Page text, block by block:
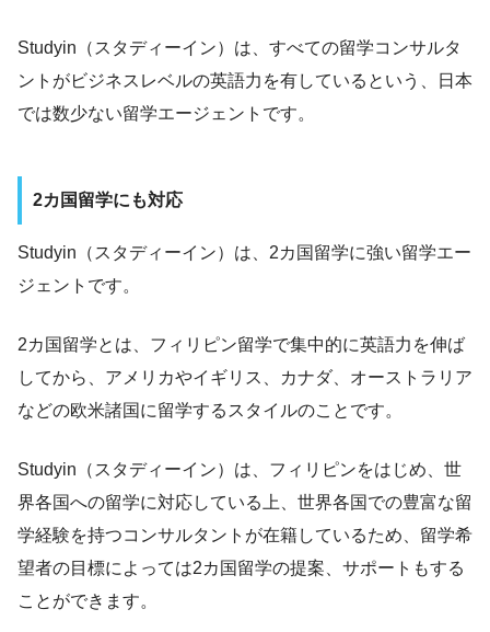
Studyin（スタディーイン）は、すべての留学コンサルタ
ントがビジネスレベルの英語力を有しているという、日本
では数少ない留学エージェントです。
2カ国留学にも対応
Studyin（スタディーイン）は、2カ国留学に強い留学エー
ジェントです。
2カ国留学とは、フィリピン留学で集中的に英語力を伸ば
してから、アメリカやイギリス、カナダ、オーストラリア
などの欧米諸国に留学するスタイルのことです。
Studyin（スタディーイン）は、フィリピンをはじめ、世
界各国への留学に対応している上、世界各国での豊富な留
学経験を持つコンサルタントが在籍しているため、留学希
望者の目標によっては2カ国留学の提案、サポートもする
ことができます。